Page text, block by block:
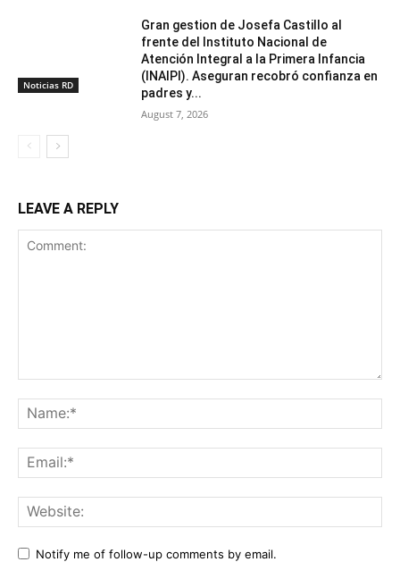
Noticias RD
Gran gestion de Josefa Castillo al
frente del Instituto Nacional de
Atención Integral a la Primera Infancia
(INAIPI). Aseguran recobró confianza en
padres y...
August 7, 2026
LEAVE A REPLY
Notify me of follow-up comments by email.